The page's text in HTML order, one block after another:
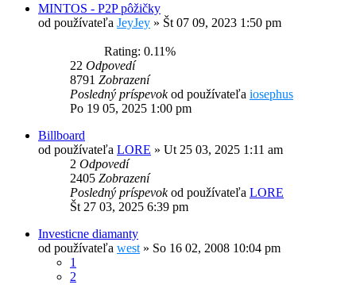
MINTOS - P2P pôžičky
od používateľa JeyJey » Št 07 09, 2023 1:50 pm
Rating: 0.11%
22 Odpovedí
8791 Zobrazení
Posledný príspevokod používateľa iosephus
Po 19 05, 2025 1:00 pm
Billboard
od používateľa LORE » Ut 25 03, 2025 1:11 am
2 Odpovedí
2405 Zobrazení
Posledný príspevokod používateľa LORE
Št 27 03, 2025 6:39 pm
Investicne diamanty
od používateľa west» So 16 02, 2008 10:04 pm
1
2